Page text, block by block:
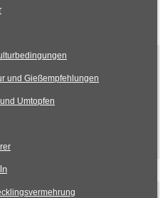
und Gießempfehlungen
Umtopfen